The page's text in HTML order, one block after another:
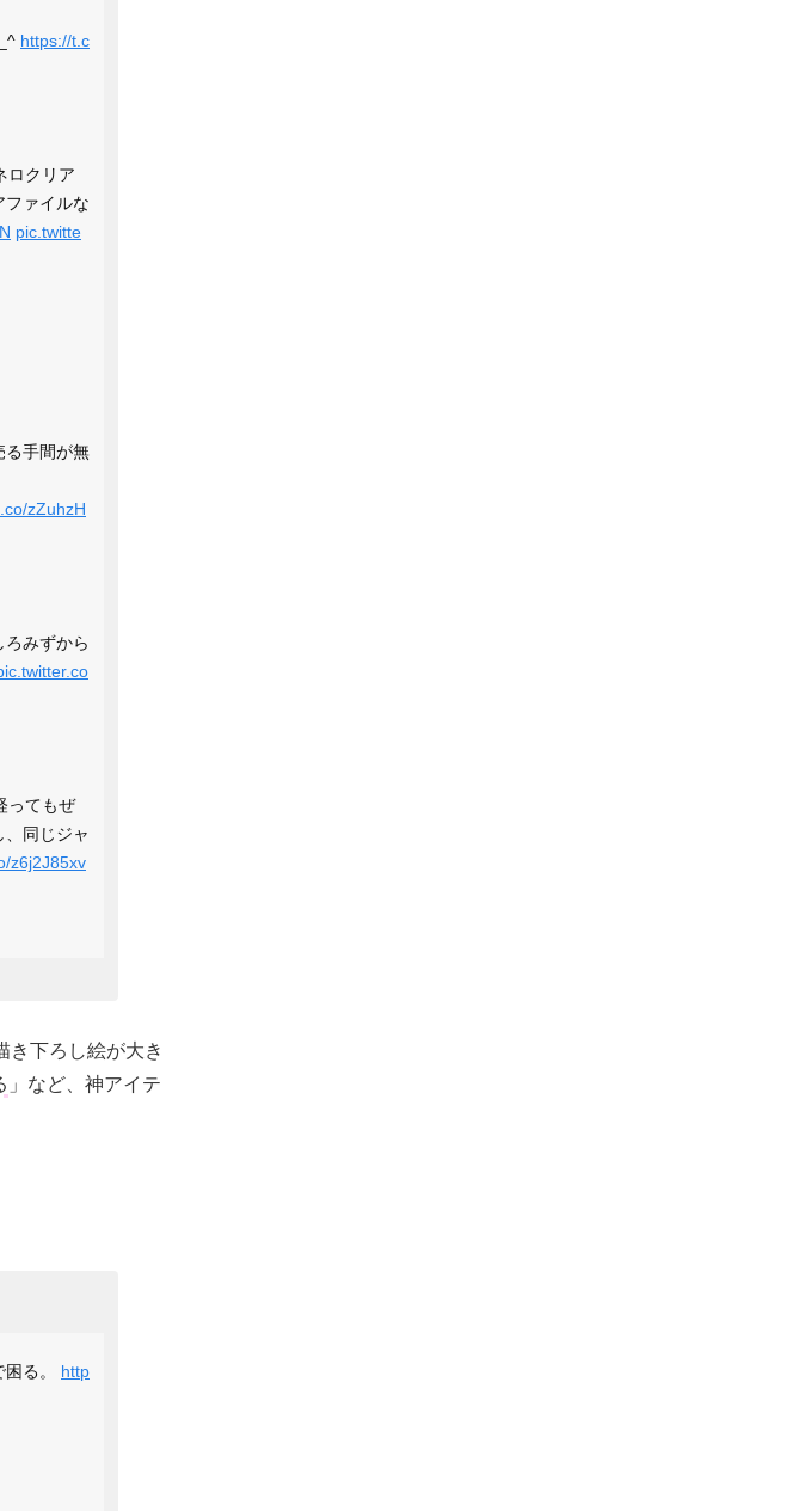
https://t.c
ロクリア
ファイルな
pic.twitte
る手間が無
zZuhzH
みずから
ってもぜ
同じジャ
z6j2J85xv
き下ろし絵が大き
」など、神アイテ
る。 http